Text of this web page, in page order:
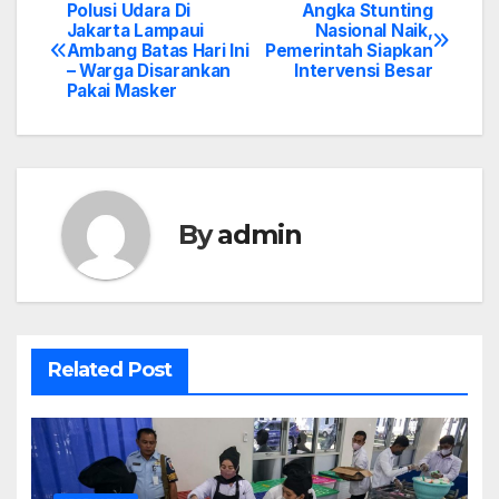
Post
navigation
Angka Stunting
Nasional Naik,
Pemerintah Siapkan
Intervensi Besar
Polusi Udara Di
Jakarta Lampaui
Ambang Batas Hari Ini
– Warga Disarankan
Pakai Masker
Byadmin
Related Post